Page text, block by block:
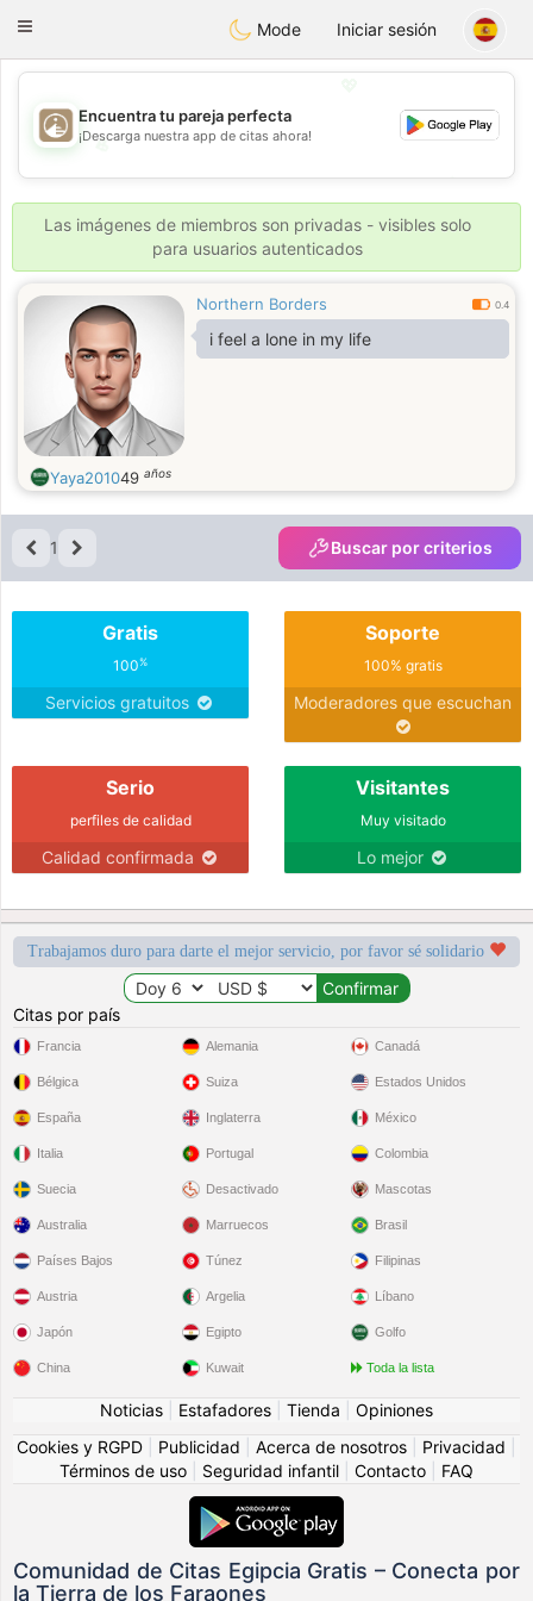
B ahebik
Toggle
Mode Iniciar sesión
💖
💕
💕
Encuentra tu pareja perfecta
¡Descarga nuestra app de citas ahora!
Las imágenes de miembros son privadas - visibles solo
para usuarios autenticados
Northern Borders 0.4
i feel a lone in my life
Yaya201049 años
1 Buscar por criterios
Gratis
100%
Servicios gratuitos
Soporte
100% gratis
Moderadores que escuchan
Serio
perfiles de calidad
Calidad confirmada
Visitantes
Muy visitado
Lo mejor
Trabajamos duro para darte el mejor servicio, por favor sé solidario
Citas por país
Francia
Bélgica
España
Italia
Suecia
Alemania
Suiza
Inglaterra
Portugal
Desactivado
Canadá
Estados Unidos
México
Colombia
Mascotas
Australia
Países Bajos
Austria
Japón
China
Marruecos
Túnez
Argelia
Egipto
Kuwait
Brasil
Filipinas
Líbano
Golfo
Toda la lista
Noticias Estafadores Tienda
Opiniones
Cookies y RGPD
Publicidad Acerca de nosotros Privacidad
Términos de uso
Seguridad infantil Contacto FAQ
Comunidad de Citas Egipcia Gratis – Conecta por
la Tierra de los Faraones